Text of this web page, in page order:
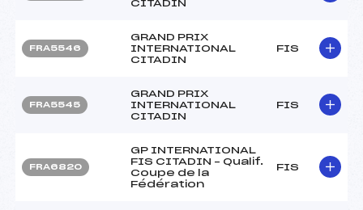
CITADIN
FRA5546
GRAND PRIX
INTERNATIONAL
CITADIN
FIS
FRA5545
GRAND PRIX
INTERNATIONAL
CITADIN
FIS
FRA6820
GP INTERNATIONAL
FIS CITADIN – Qualif.
Coupe de la
Fédération
FIS